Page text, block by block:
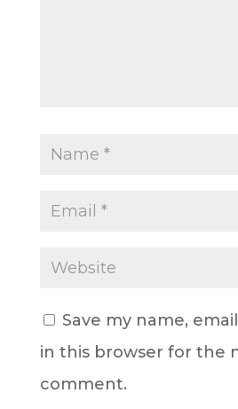
Save my name,
in this browser for the
comment.